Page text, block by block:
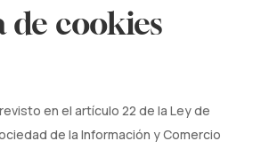
de cookies
en el artículo 22 de la Ley de
de la Información y Comercio